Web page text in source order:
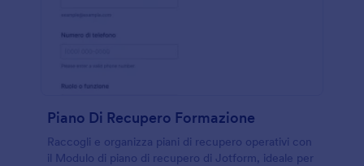
Piano Di Recupero Formazione
Raccogli e organizza piani di recupero operativi con
il Modulo di piano di recupero di Jotform, ideale per